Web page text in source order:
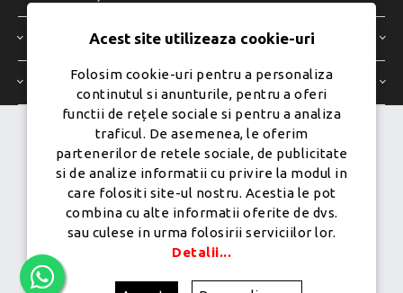
SERVICIU CLIENȚI
CONTUL MEU
Dezvoltat de
Ecom Digital -
Powered bynopCommerce
Copyright © 2026 PureMobile.Toate drepturile rezervate.
Acest site utilizeaza cookie-uri
Folosim cookie-uri pentru a personaliza
continutul si anunturile, pentru a oferi
functii de rețele sociale si pentru a analiza
traficul. De asemenea, le oferim
partenerilor de retele sociale, de publicitate
si de analize informatii cu privire la modul in
care folositi site-ul nostru. Acestia le pot
combina cu alte informatii oferite de dvs.
sau culese in urma folosirii serviciilor lor.
Detalii...